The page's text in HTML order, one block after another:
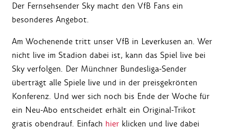
Der Fernsehsender Sky macht den VfB Fans ein
besonderes Angebot.
Am Wochenende tritt unser VfB in Leverkusen an. Wer
nicht live im Stadion dabei ist, kann das Spiel live bei
Sky verfolgen. Der Münchner Bundesliga-Sender
überträgt alle Spiele live und in der preisgekrönten
Konferenz. Und wer sich noch bis Ende der Woche für
ein Neu-Abo entscheidet erhält ein Original-Trikot
gratis obendrauf. Einfach hier klicken und live dabei